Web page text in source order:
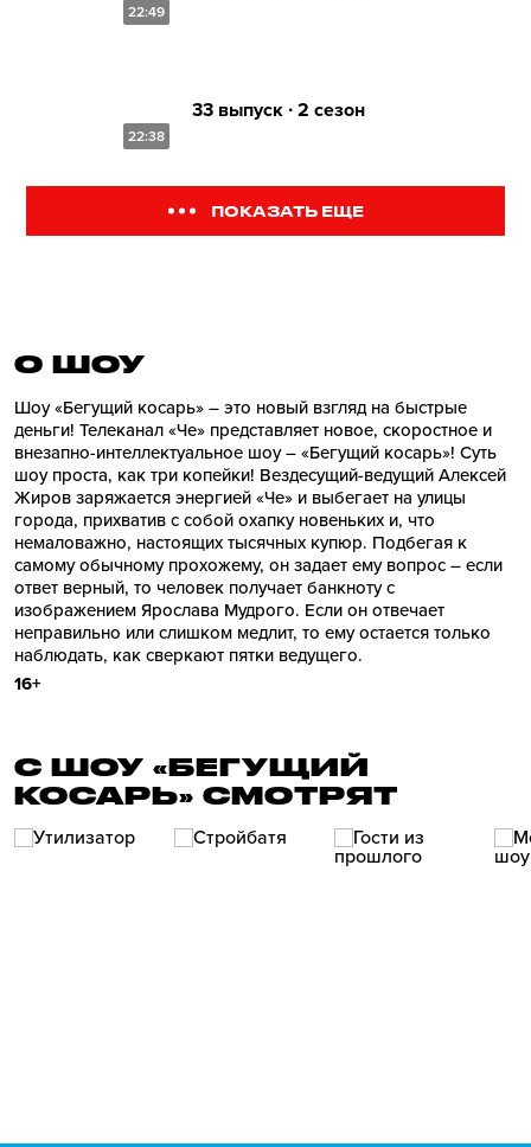
22:49
22:38
33 выпуск ∙ 2 сезон
ПОКАЗАТЬ ЕЩЕ
О ШОУ
Шоу «Бегущий косарь» – это новый взгляд на быстрые
деньги! Телеканал «Че» представляет новое, скоростное и
внезапно-интеллектуальное шоу – «Бегущий косарь»! Суть
шоу проста, как три копейки! Вездесущий-ведущий Алексей
Жиров заряжается энергией «Че» и выбегает на улицы
города, прихватив с собой охапку новеньких и, что
немаловажно, настоящих тысячных купюр. Подбегая к
самому обычному прохожему, он задает ему вопрос – если
ответ верный, то человек получает банкноту с
изображением Ярослава Мудрого. Если он отвечает
неправильно или слишком медлит, то ему остается только
наблюдать, как сверкают пятки ведущего.
16+
С ШОУ «БЕГУЩИЙ
КОСАРЬ» СМОТРЯТ